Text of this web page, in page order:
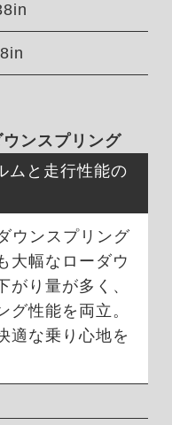
ンスプリング
ムと走行性能の
ウンスプリング
大幅なローダウ
がり量が多く、
グ性能を両立。
適な乗り心地を